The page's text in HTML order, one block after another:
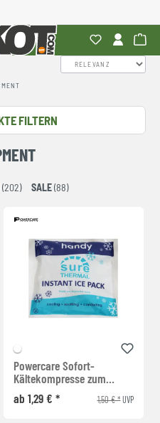
FILTERN
(202) SALE(88)
Powercare Sofort-
Kältekompresse zum
Kühlen
ab 1,29 € * 1,50 € *UVP